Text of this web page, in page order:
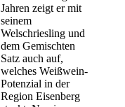
Jahren zeigt er mit
seinem
Welschriesling und
dem Gemischten
Satz auch auf,
welches Weißwein-
Potenzial in der
Region Eisenberg